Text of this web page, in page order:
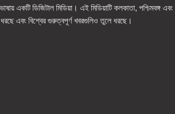
একটি ডিজিটাল মিডিয়া। এই মিডিয়াটি কলকাতা, পশ্চিমবঙ্গ এবং
এবং বিশ্বের গুরুত্বপূর্ণ খবরগুলিও তুলে ধরছে।